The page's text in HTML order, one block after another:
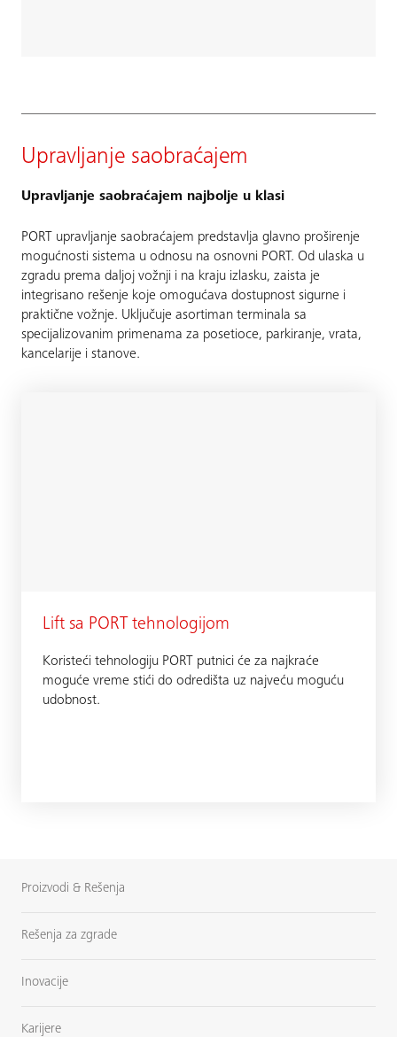
Upravljanje saobraćajem
Upravljanje saobraćajem najbolje u klasi
PORT upravljanje saobraćajem predstavlja glavno proširenje
mogućnosti sistema u odnosu na osnovni PORT. Od ulaska u
zgradu prema daljoj vožnji i na kraju izlasku, zaista je
integrisano rešenje koje omogućava dostupnost sigurne i
praktične vožnje. Uključuje asortiman terminala sa
specijalizovanim primenama za posetioce, parkiranje, vrata,
kancelarije i stanove.
Lift sa PORT tehnologijom
Koristeći tehnologiju PORT putnici će za najkraće
moguće vreme stići do odredišta uz najveću moguću
udobnost.
Proizvodi & Rešenja
Rešenja za zgrade
Inovacije
Karijere